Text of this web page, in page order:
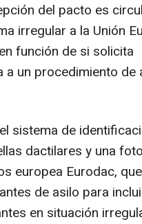
del pacto es
irregular a la Unión
función de si solicita
un procedimiento de
sistema de
dactilares y una
europea Eurodac,
de asilo para
en situación